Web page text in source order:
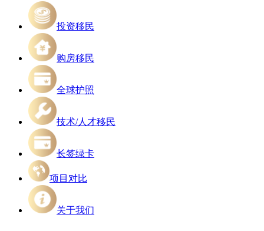
投资移民
购房移民
全球护照
技术/人才移民
长签绿卡
项目对比
关于我们